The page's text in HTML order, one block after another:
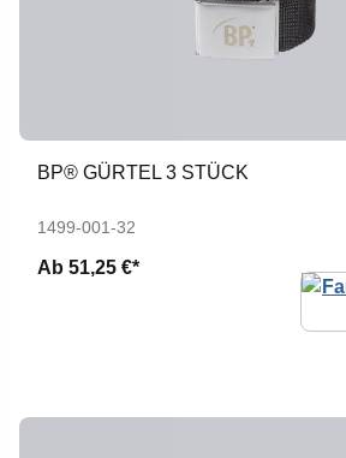
BP® GÜRTEL 3 STÜCK
1499-001-32
Ab 51,25 €*